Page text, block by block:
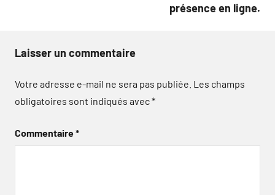
présence en ligne.
Laisser un commentaire
Votre adresse e-mail ne sera pas publiée. Les champs
obligatoires sont indiqués avec*
Commentaire*